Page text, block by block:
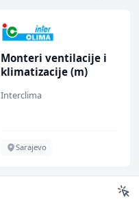
Monteri ventilacije i
klimatizacije (m)
Interclima
Sarajevo